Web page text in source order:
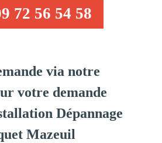
72 56 54 58
via notre
votre demande
Dépannage
Mazeuil